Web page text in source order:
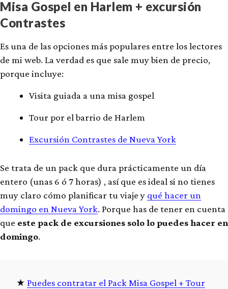
Misa Gospel en Harlem + excursión
Contrastes
Es una de las opciones más populares entre los lectores
de mi web. La verdad es que sale muy bien de precio,
porque incluye:
Visita guiada a una misa gospel
Tour por el barrio de Harlem
Excursión Contrastes de Nueva York
Se trata de un pack que dura prácticamente un día
entero (unas 6 ó 7 horas) , así que es ideal si no tienes
muy claro cómo planificar tu viaje y qué hacer un
domingo en Nueva York. Porque has de tener en cuenta
que este pack de excursiones solo lo puedes hacer en
domingo.
Puedes contratar el Pack Misa Gospel + Tour